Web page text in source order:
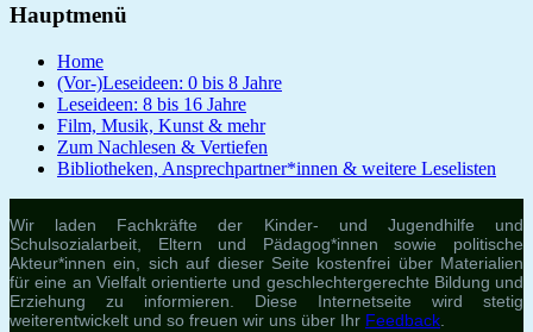
Hauptmenü
Home
(Vor-)Leseideen: 0 bis 8 Jahre
Leseideen: 8 bis 16 Jahre
Film, Musik, Kunst & mehr
Zum Nachlesen & Vertiefen
Bibliotheken, Ansprechpartner*innen & weitere Leselisten
Wir laden Fachkräfte der Kinder- und Jugendhilfe und
Schulsozialarbeit, Eltern und Pädagog*innen sowie politische
Akteur*innen ein, sich auf dieser Seite kostenfrei über Materialien
für eine an Vielfalt orientierte und geschlechtergerechte Bildung und
Erziehung zu informieren. Diese Internetseite wird stetig
weiterentwickelt und so freuen wir uns über Ihr Feedback